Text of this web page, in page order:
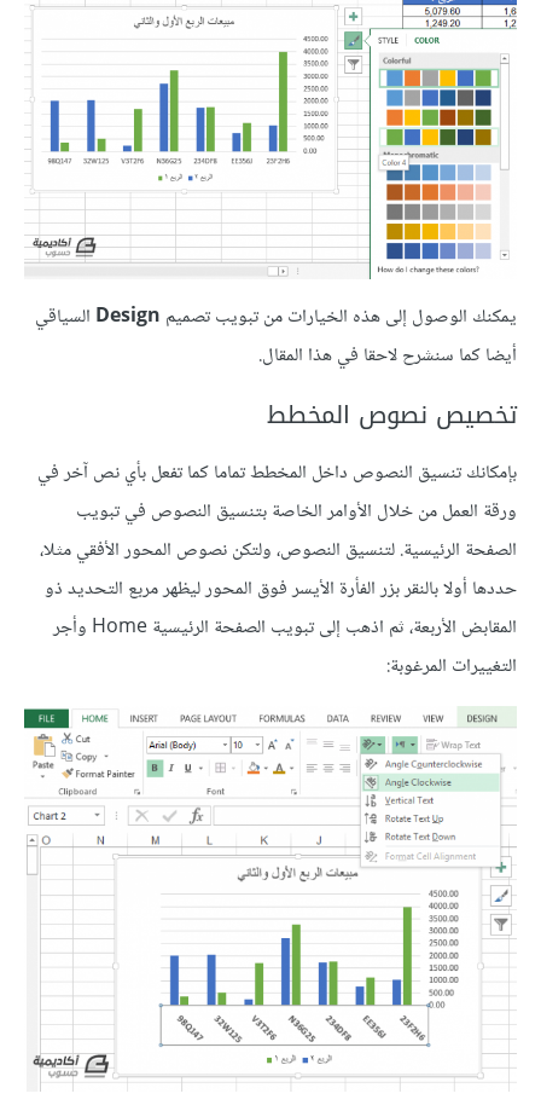
يمكنك الوصول إلى هذه الخيارات من تبويب تصميم Design السياقي
أيضا كما سنشرح لاحقا في هذا المقال.
تخصيص نصوص المخطط
بإمكانك تنسيق النصوص داخل المخطط تماما كما تفعل بأي نص آخر في
ورقة العمل من خلال الأوامر الخاصة بتنسيق النصوص في تبويب
الصفحة الرئيسية. لتنسيق النصوص، ولتكن نصوص المحور الأفقي مثلا،
حددها أولا بالنقر بزر الفأرة الأيسر فوق المحور ليظهر مربع التحديد ذو
المقابض الأربعة، ثم اذهب إلى تبويب الصفحة الرئيسية Home وأجر
التغييرات المرغوبة: